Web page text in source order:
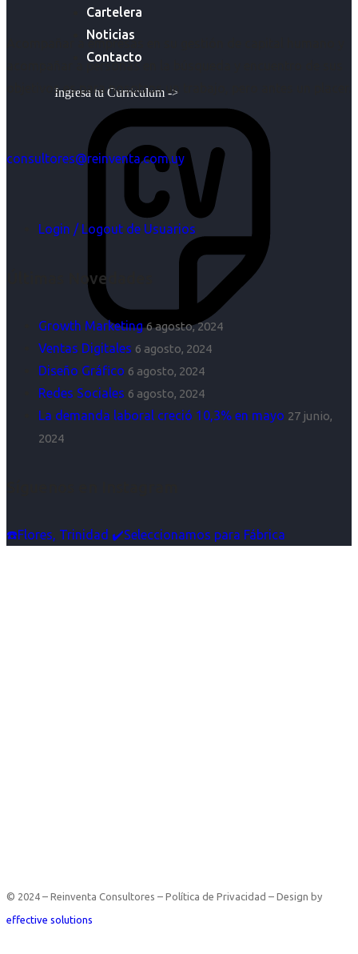
Cartelera
Noticias
Contacto
Ingresa tu Curriculum ->
Acompañar a empresas en su gestión de capital humano y
acompañar a personas en la búsqueda y encuentro de sus
objetivos es para nosotros un trabajo, pero antes un placer.
consultores@reinventa.com.uy
Login / Logout de Usuarios
Últimas Novedades
Growth Marketing 6 agosto, 2024
Ventas Digitales 6 agosto, 2024
Diseño Gráfico 6 agosto, 2024
Redes Sociales 6 agosto, 2024
La demanda laboral creció 10,3% en mayo 27 junio,
2024
☎️Flores, Trinidad ✔️Seleccionamos para Fábrica
© 2024 – Reinventa Consultores – Política de Privacidad – Design by
effective solutions